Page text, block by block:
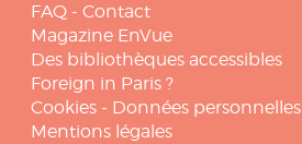
FAQ - Contact
Magazine EnVue
Des bibliothèques accessibles
Foreign in Paris ?
Cookies - Données personnelles
Mentions légales